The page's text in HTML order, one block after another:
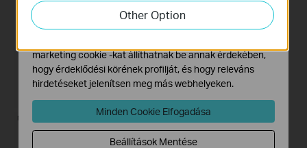
Other Option
elemezzük weboldalunkon végzett tevékenységeit, hogy
javítsuk és módosítsuk webhelyünk működését.
marketing cookie -kat állíthatnak be annak érdekében,
hogy érdeklődési körének profilját, és hogy releváns
hirdetéseket jelenítsen meg más webhelyeken.
Minden Cookie Elfogadása
Beállítások Mentése